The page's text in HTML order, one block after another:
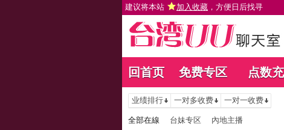
建议将本站 加入收藏 ，方便日后找寻
回首页 免费专区 点数
业绩排行 一对多收费 一对一收费
全部在線 台妹专区 內地主播